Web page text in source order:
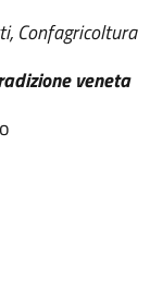
Confagricoltura
veneta